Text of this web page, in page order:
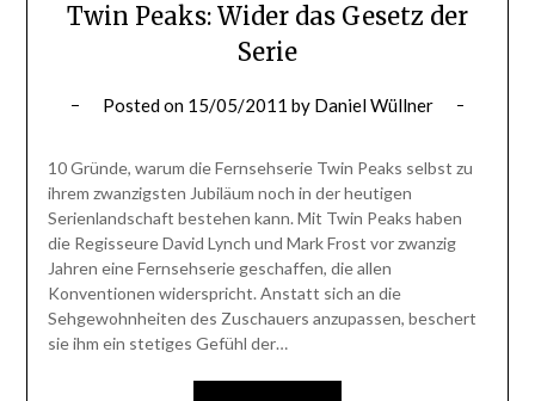
Twin Peaks: Wider das Gesetz der
Serie
Posted on 15/05/2011 by Daniel Wüllner
10 Gründe, warum die Fernsehserie Twin Peaks selbst zu
ihrem zwanzigsten Jubiläum noch in der heutigen
Serienlandschaft bestehen kann. Mit Twin Peaks haben
die Regisseure David Lynch und Mark Frost vor zwanzig
Jahren eine Fernsehserie geschaffen, die allen
Konventionen widerspricht. Anstatt sich an die
Sehgewohnheiten des Zuschauers anzupassen, beschert
sie ihm ein stetiges Gefühl der…